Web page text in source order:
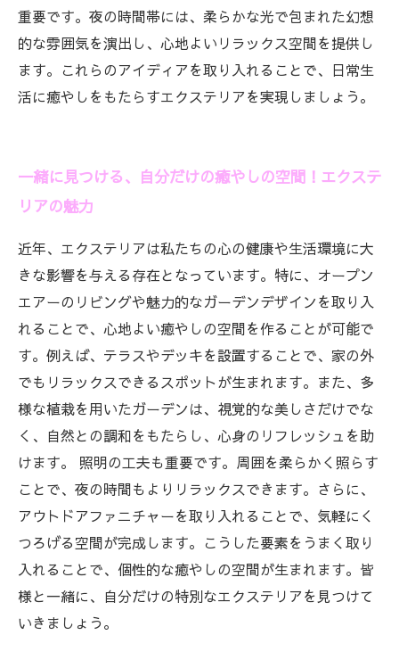
重要です。夜の時間帯には、柔らかな光で包まれた幻想
的な雰囲気を演出し、心地よいリラックス空間を提供し
ます。これらのアイディアを取り入れることで、日常生
活に癒やしをもたらすエクステリアを実現しましょう。
一緒に見つける、自分だけの癒やしの空間！エクステ
リアの魅力
近年、エクステリアは私たちの心の健康や生活環境に大
きな影響を与える存在となっています。特に、オープン
エアーのリビングや魅力的なガーデンデザインを取り入
れることで、心地よい癒やしの空間を作ることが可能で
す。例えば、テラスやデッキを設置することで、家の外
でもリラックスできるスポットが生まれます。また、多
様な植栽を用いたガーデンは、視覚的な美しさだけでな
く、自然との調和をもたらし、心身のリフレッシュを助
けます。 照明の工夫も重要です。周囲を柔らかく照らす
ことで、夜の時間もよりリラックスできます。さらに、
アウトドアファニチャーを取り入れることで、気軽にく
つろげる空間が完成します。こうした要素をうまく取り
入れることで、個性的な癒やしの空間が生まれます。皆
様と一緒に、自分だけの特別なエクステリアを見つけて
いきましょう。